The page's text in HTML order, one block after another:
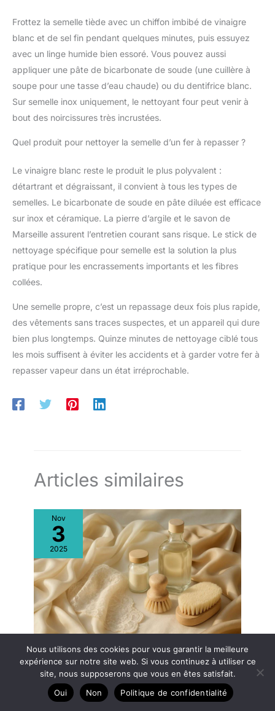
Frottez la semelle tiède avec un chiffon imbibé de vinaigre
blanc et de sel fin pendant quelques minutes, puis essuyez
avec un linge humide bien essoré. Vous pouvez aussi
appliquer une pâte de bicarbonate de soude (une cuillère à
soupe pour une tasse d’eau chaude) ou du dentifrice blanc.
Sur semelle inox uniquement, le nettoyant four peut venir à
bout des noircissures très incrustées.
Quel produit pour nettoyer la semelle d’un fer à repasser ?
Le vinaigre blanc reste le produit le plus polyvalent :
détartrant et dégraissant, il convient à tous les types de
semelles. Le bicarbonate de soude en pâte diluée est efficace
sur inox et céramique. La pierre d’argile et le savon de
Marseille assurent l’entretien courant sans risque. Le stick de
nettoyage spécifique pour semelle est la solution la plus
pratique pour les encrassements importants et les fibres
collées.
Une semelle propre, c’est un repassage deux fois plus rapide,
des vêtements sans traces suspectes, et un appareil qui dure
bien plus longtemps. Quinze minutes de nettoyage ciblé tous
les mois suffisent à éviter les accidents et à garder votre fer à
repasser vapeur dans un état irréprochable.
Articles similaires
Nov
3
2025
Techniques de nettoyage pour les tissus délicats
Nov
Nous utilisons des cookies pour vous garantir la meilleure
expérience sur notre site web. Si vous continuez à utiliser ce
site, nous supposerons que vous en êtes satisfait.
Oui
Non Politique de confidentialité